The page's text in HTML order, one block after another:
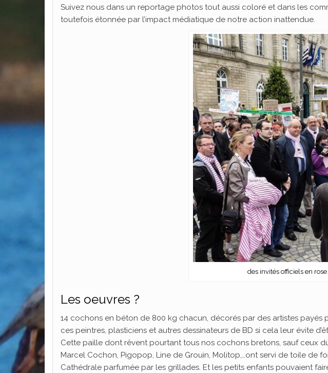
Suivez nous dans un reportage photos tout aussi coloré et dans les
toutefois étonnée par l’impact médiatique de notre action inattendue.
des invités officiels en
Les oeuvres ?
14 cochons en béton de 800 kg chacun, décorés par des artistes
ces peintres, plasticiens et autres dessinateurs de BD si cela leur évite
Cette paille dont rêvent pourtant tous nos cochons bretons, sauf ceux
Marcel Cochon, Pigopop, Line de Grouin, Molitop,…ont servi de toile de
Cathédrale parfumée par les grillades. Et les petits enfants pouvaient